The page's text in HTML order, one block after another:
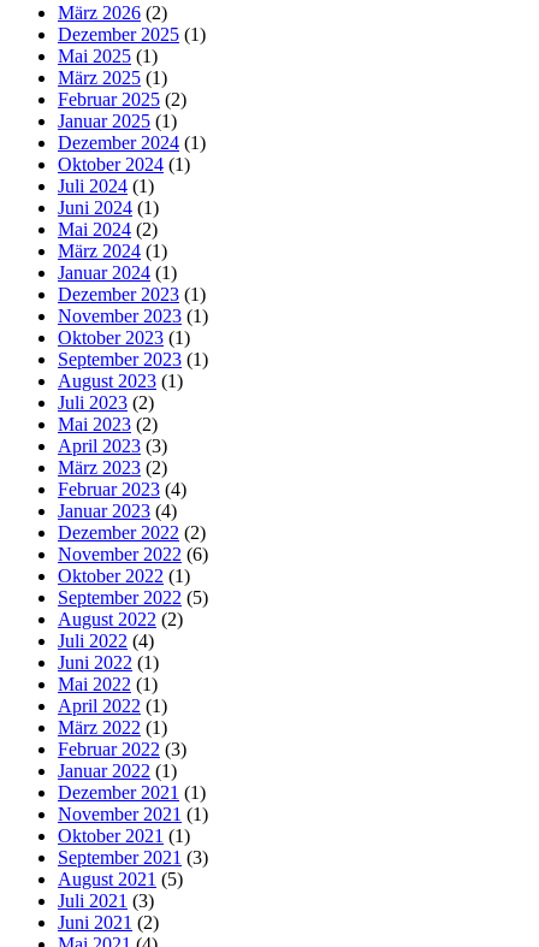
März 2026 (2)
Dezember 2025 (1)
Mai 2025 (1)
März 2025 (1)
Februar 2025 (2)
Januar 2025 (1)
Dezember 2024 (1)
Oktober 2024 (1)
Juli 2024 (1)
Juni 2024 (1)
Mai 2024 (2)
März 2024 (1)
Januar 2024 (1)
Dezember 2023 (1)
November 2023 (1)
Oktober 2023 (1)
September 2023 (1)
August 2023 (1)
Juli 2023 (2)
Mai 2023 (2)
April 2023 (3)
März 2023 (2)
Februar 2023 (4)
Januar 2023 (4)
Dezember 2022 (2)
November 2022 (6)
Oktober 2022 (1)
September 2022 (5)
August 2022 (2)
Juli 2022 (4)
Juni 2022 (1)
Mai 2022 (1)
April 2022 (1)
März 2022 (1)
Februar 2022 (3)
Januar 2022 (1)
Dezember 2021 (1)
November 2021 (1)
Oktober 2021 (1)
September 2021 (3)
August 2021 (5)
Juli 2021 (3)
Juni 2021 (2)